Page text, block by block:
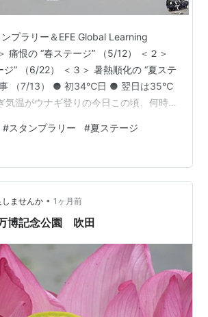
ンプラリー＆EFE Global Learning
痛恨の “春ステージ” （5/12） ＜２＞
ジ” （6/22） ＜３＞ 暑熱順化の “夏ステ
事 （7/13） ● 初34℃日 ● 翌日は35℃
気温がウナギ登りの今日この頃、何時行
た方が盛暑には早く順応する、と云う
。無理強いはしない。 経由地の駅には
ルが置かれていた。そうか、150周年な
周年の時は大変やったなぁ。あ…
#スタンプラリー #夏ステージ
ませんか • 1ヶ月前
博記念公園 吹田